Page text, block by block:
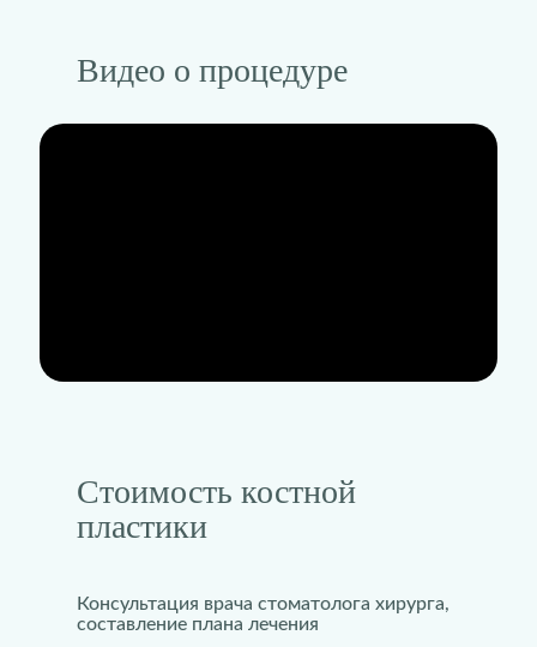
Видео о процедуре
Стоимость костной
пластики
Консультация врача стоматолога хирурга,
составление плана лечения